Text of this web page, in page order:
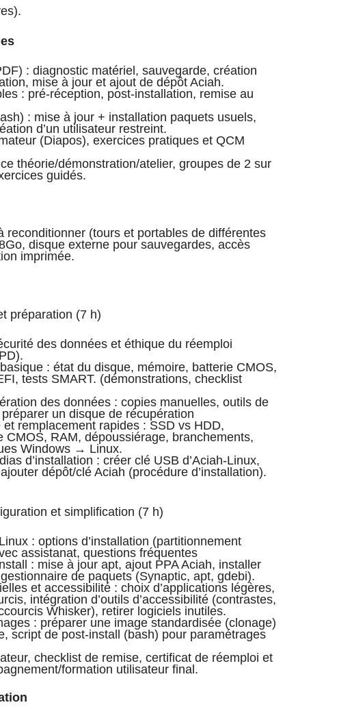
: diagnostic matériel, sauvegarde, création
mise à jour et ajout de dépôt Aciah.
: pré‑réception, post‑installation, remise au
: mise à jour + installation paquets usuels,
d’un utilisateur restreint.
(Diapos), exercices pratiques et QCM
théorie/démonstration/atelier, groupes de 2 sur
guidés.
reconditionner (tours et portables de différentes
disque externe pour sauvegardes, accès
imprimée.
préparation (7 h)
des données et éthique du réemploi
: état du disque, mémoire, batterie CMOS,
tests SMART. (démonstrations, checklist
des données : copies manuelles, outils de
un disque de récupération
remplacement rapides : SSD vs HDD,
CMOS, RAM, dépoussiérage, branchements,
Windows → Linux.
d’installation : créer clé USB d’Aciah‑Linux,
dépôt/clé Aciah (procédure d’installation).
et simplification (7 h)
: options d’installation (partitionnement
assistanat, questions fréquentes
: mise à jour apt, ajout PPA Aciah, installer
de paquets (Synaptic, apt, gdebi).
et accessibilité : choix d’applications légères,
intégration d’outils d’accessibilité (contrastes,
Whisker), retirer logiciels inutiles.
: préparer une image standardisée (clonage)
script de post‑install (bash) pour paramétrages
checklist de remise, certificat de réemploi et
formation utilisateur final.